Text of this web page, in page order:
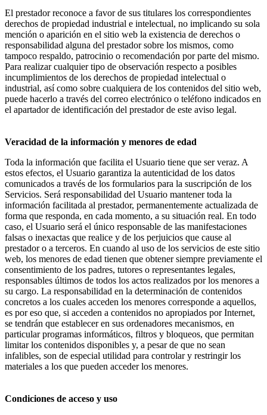
El prestador reconoce a favor de sus titulares los correspondientes
derechos de propiedad industrial e intelectual, no implicando su sola
mención o aparición en el sitio web la existencia de derechos o
responsabilidad alguna del prestador sobre los mismos, como
tampoco respaldo, patrocinio o recomendación por parte del mismo.
Para realizar cualquier tipo de observación respecto a posibles
incumplimientos de los derechos de propiedad intelectual o
industrial, así como sobre cualquiera de los contenidos del sitio web,
puede hacerlo a través del correo electrónico o teléfono indicados en
el apartador de identificación del prestador de este aviso legal.
Veracidad de la información y menores de edad
Toda la información que facilita el Usuario tiene que ser veraz. A
estos efectos, el Usuario garantiza la autenticidad de los datos
comunicados a través de los formularios para la suscripción de los
Servicios. Será responsabilidad del Usuario mantener toda la
información facilitada al prestador, permanentemente actualizada de
forma que responda, en cada momento, a su situación real. En todo
caso, el Usuario será el único responsable de las manifestaciones
falsas o inexactas que realice y de los perjuicios que cause al
prestador o a terceros. En cuando al uso de los servicios de este sitio
web, los menores de edad tienen que obtener siempre previamente el
consentimiento de los padres, tutores o representantes legales,
responsables últimos de todos los actos realizados por los menores a
su cargo. La responsabilidad en la determinación de contenidos
concretos a los cuales acceden los menores corresponde a aquellos,
es por eso que, si acceden a contenidos no apropiados por Internet,
se tendrán que establecer en sus ordenadores mecanismos, en
particular programas informáticos, filtros y bloqueos, que permitan
limitar los contenidos disponibles y, a pesar de que no sean
infalibles, son de especial utilidad para controlar y restringir los
materiales a los que pueden acceder los menores.
Condiciones de acceso y uso